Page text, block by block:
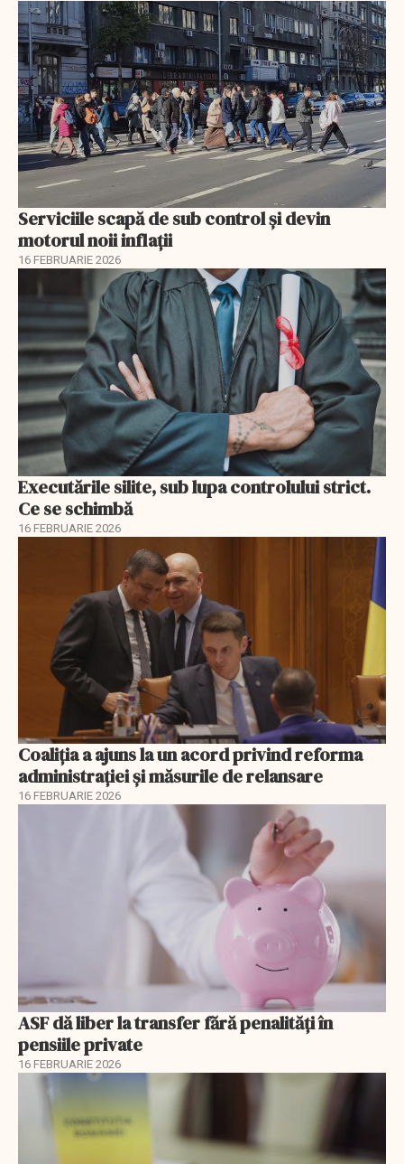
Serviciile scapă de sub control și devin
motorul noii inflații
16 FEBRUARIE 2026
Executările silite, sub lupa controlului strict.
Ce se schimbă
16 FEBRUARIE 2026
Coaliția a ajuns la un acord privind reforma
administrației și măsurile de relansare
16 FEBRUARIE 2026
ASF dă liber la transfer fără penalități în
pensiile private
16 FEBRUARIE 2026